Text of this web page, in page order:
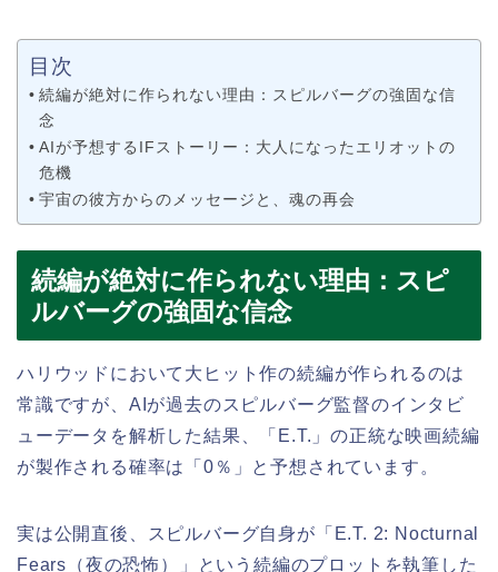
目次
続編が絶対に作られない理由：スピルバーグの強固な信
念
AIが予想するIFストーリー：大人になったエリオットの
危機
宇宙の彼方からのメッセージと、魂の再会
続編が絶対に作られない理由：スピ
ルバーグの強固な信念
ハリウッドにおいて大ヒット作の続編が作られるのは
常識ですが、AIが過去のスピルバーグ監督のインタビ
ューデータを解析した結果、「E.T.」の正統な映画続編
が製作される確率は「0％」と予想されています。
実は公開直後、スピルバーグ自身が「E.T. 2: Nocturnal
Fears（夜の恐怖）」という続編のプロットを執筆した